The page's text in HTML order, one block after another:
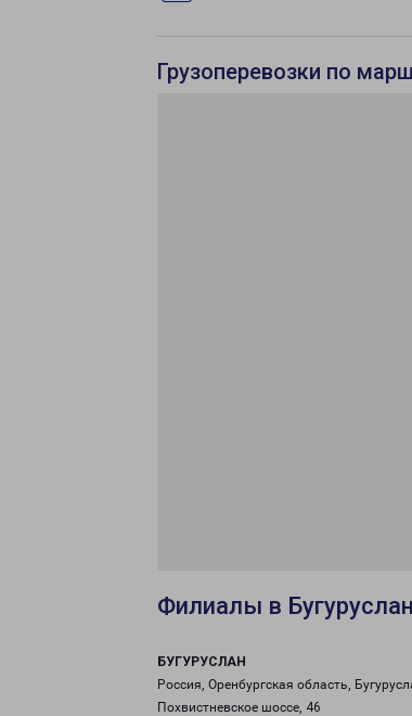
Грузоперевозки по
Филиалы в
БУГУРУСЛАН
Россия, Оренбургская область,
Похвистневское шоссе, 46